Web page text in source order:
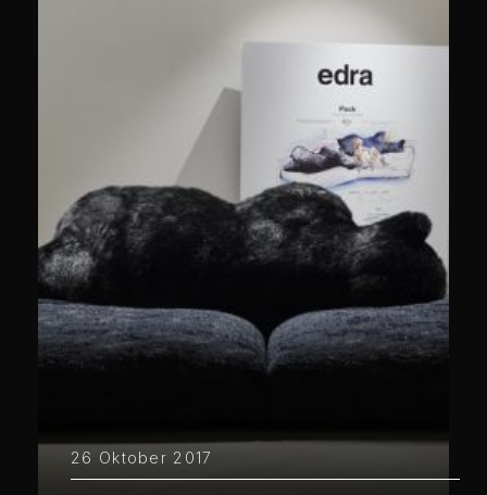
26 Oktober 2017